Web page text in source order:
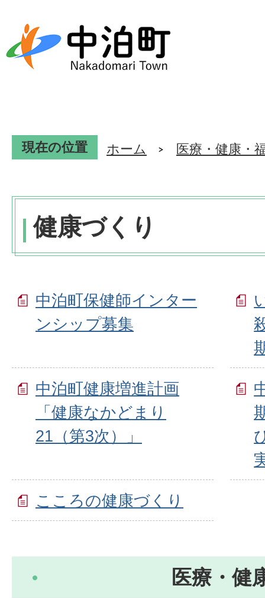
現在の位置 ホーム 医療・健康・
健康づくり
中泊町保健師インター
ンシップ募集
中泊町健康増進計画
「健康なかどまり
21（第3次）」
こころの健康づくり
医療・健